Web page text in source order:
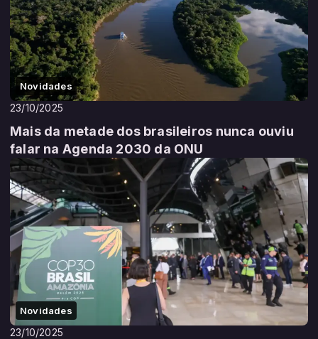
Novidades
23/10/2025
Mais da metade dos brasileiros nunca ouviu
falar na Agenda 2030 da ONU
Novidades
23/10/2025